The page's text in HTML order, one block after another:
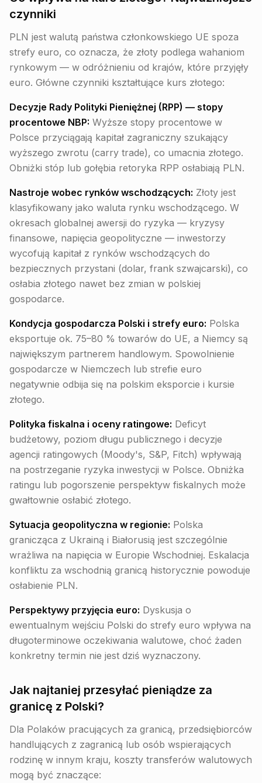
czynniki
PLN jest walutą państwa członkowskiego UE spoza
strefy euro, co oznacza, że złoty podlega wahaniom
rynkowym — w odróżnieniu od krajów, które przyjęły
euro. Główne czynniki kształtujące kurs złotego:
Decyzje Rady Polityki Pieniężnej (RPP) — stopy
procentowe NBP: Wyższe stopy procentowe w
Polsce przyciągają kapitał zagraniczny szukający
wyższego zwrotu (carry trade), co umacnia złotego.
Obniżki stóp lub gołębia retoryka RPP osłabiają PLN.
Nastroje wobec rynków wschodzących: Złoty jest
klasyfikowany jako waluta rynku wschodzącego. W
okresach globalnej awersji do ryzyka — kryzysy
finansowe, napięcia geopolityczne — inwestorzy
wycofują kapitał z rynków wschodzących do
bezpiecznych przystani (dolar, frank szwajcarski), co
osłabia złotego nawet bez zmian w polskiej
gospodarce.
Kondycja gospodarcza Polski i strefy euro: Polska
eksportuje ok. 75–80 % towarów do UE, a Niemcy są
największym partnerem handlowym. Spowolnienie
gospodarcze w Niemczech lub strefie euro
negatywnie odbija się na polskim eksporcie i kursie
złotego.
Polityka fiskalna i oceny ratingowe: Deficyt
budżetowy, poziom długu publicznego i decyzje
agencji ratingowych (Moody's, S&P, Fitch) wpływają
na postrzeganie ryzyka inwestycji w Polsce. Obniżka
ratingu lub pogorszenie perspektyw fiskalnych może
gwałtownie osłabić złotego.
Sytuacja geopolityczna w regionie: Polska
granicząca z Ukrainą i Białorusią jest szczególnie
wrażliwa na napięcia w Europie Wschodniej. Eskalacja
konfliktu za wschodnią granicą historycznie powoduje
osłabienie PLN.
Perspektywy przyjęcia euro: Dyskusja o
ewentualnym wejściu Polski do strefy euro wpływa na
długoterminowe oczekiwania walutowe, choć żaden
konkretny termin nie jest dziś wyznaczony.
Jak najtaniej przesyłać pieniądze za
granicę z Polski?
Dla Polaków pracujących za granicą, przedsiębiorców
handlujących z zagranicą lub osób wspierających
rodzinę w innym kraju, koszty transferów walutowych
mogą być znaczące: